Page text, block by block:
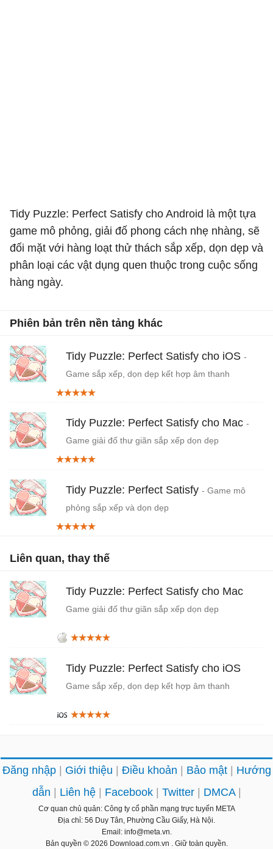
Tidy Puzzle: Perfect Satisfy cho Android là một tựa
game mô phỏng, giải đố phong cách nhẹ nhàng, sẽ
đối mặt với hàng loạt thử thách sắp xếp, dọn dẹp và
phân loại các vật dụng quen thuộc trong cuộc sống
hàng ngày.
Phiên bản trên nền tảng khác
Tidy Puzzle: Perfect Satisfy cho iOS -
Game sắp xếp, dọn dẹp kết hợp âm thanh
ASMR
Tidy Puzzle: Perfect Satisfy cho Mac -
Game giải đố thư giãn sắp xếp dọn dẹp
Tidy Puzzle: Perfect Satisfy - Game mô
phỏng sắp xếp và dọn dẹp
Liên quan, thay thế
Tidy Puzzle: Perfect Satisfy cho Mac
Game giải đố thư giãn sắp xếp dọn dẹp
Tidy Puzzle: Perfect Satisfy cho iOS
Game sắp xếp, dọn dẹp kết hợp âm thanh
Đăng nhập Giới thiệu Điều khoản Bảo mật
Hướng
dẫn
Liên hệ Facebook Twitter DMCA
Cơ quan chủ quản: Công ty cổ phần mạng trực tuyến META
Địa chỉ: 56 Duy Tân, Phường Cầu Giấy, Hà Nội.
Email: info@meta.vn.
Bản quyền © 2026 Download.com.vn . Giữ toàn quyền.